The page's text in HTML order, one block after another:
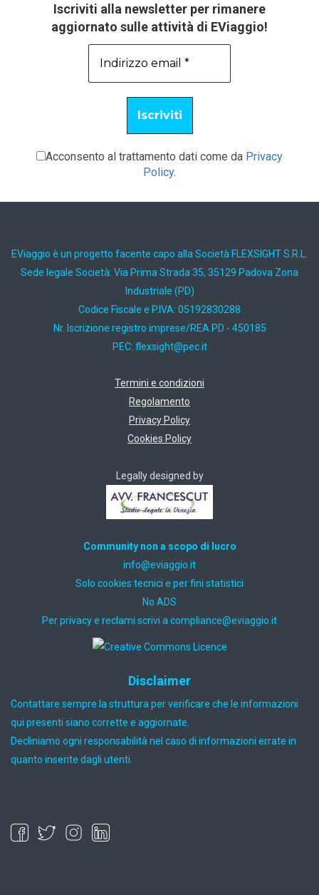
Iscriviti alla newsletter per rimanere
aggiornato sulle attività di EViaggio!
Acconsento al trattamento dati come da Privacy
Policy.
EViaggio è un progetto facente capo alla Società FLEXSIGHT S.R.L.
Sede legale Società: Via Prima Strada 35, 35129 Padova Zona
Industriale (PD)
Codice Fiscale e P.IVA: 05192830288
Nr. Iscrizione registro imprese/REA PD - 450185
PEC: ti.cep@thgisxelf
Termini e condizioni
Regolamento
Privacy Policy
Cookies Policy
Legally designed by
Community non a scopo di lucro
ti.oiggaive@ofni
Solo cookies tecnici e per fini statistici
No ADS
Per privacy e reclami scrivi a ti.oiggaive@ecnailpmoc
Disclaimer
Contattare sempre la struttura per verificare che le informazioni
qui presenti siano corrette e aggiornate.
Decliniamo ogni responsabilità nel caso di informazioni errate in
quanto inserite dagli utenti.